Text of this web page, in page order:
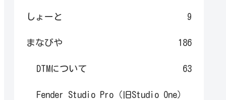
しょーと 9
まなびや 186
DTMについて 63
Fender Studio Pro（旧Studio One）